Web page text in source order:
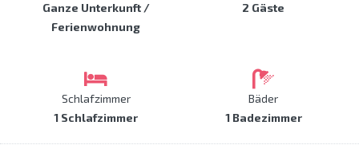
Ganze Unterkunft /
Ferienwohnung
2 Gäste
Schlafzimmer
1 Schlafzimmer
Bäder
1 Badezimmer